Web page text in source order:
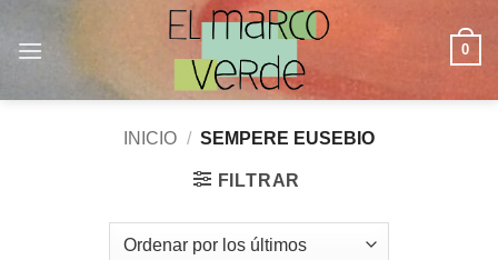
0
INICIO / SEMPERE EUSEBIO
FILTRAR